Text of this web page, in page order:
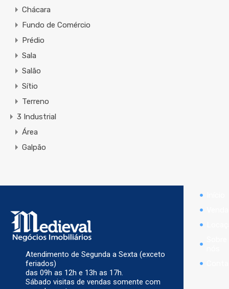
Chácara
Fundo de Comércio
Prédio
Sala
Salão
Sítio
Terreno
3 Industrial
Área
Galpão
Atendimento de Segunda a Sexta (exceto
feriados)
das 09h as 12h e 13h as 17h.
Sábado visitas de vendas somente com